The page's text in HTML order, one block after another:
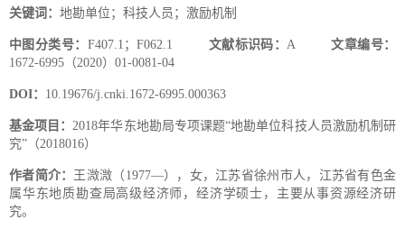
关键词： 地勘单位；科技人员；激励机制
中图分类号： F407.1；F062.1 文献标识码：A文章编号：
1672-6995（2020）01-0081-04
DOI： 10.19676/j.cnki.1672-6995.000363
基金项目：2018年华东地勘局专项课题“地勘单位科技人员激励机制研
究”（2018016）
作者简介：
王溦溦（1977—），女，江苏省徐州市人，江苏省有色金
属华东地质勘查局高级经济师，经济学硕士，主要从事资源经济研
究。